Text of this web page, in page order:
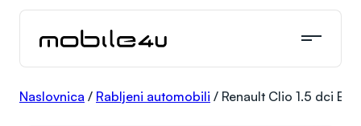
Skoči
sadržaja
Naslovnica / Rabljeni automobili / Renault Clio 1.5 dci